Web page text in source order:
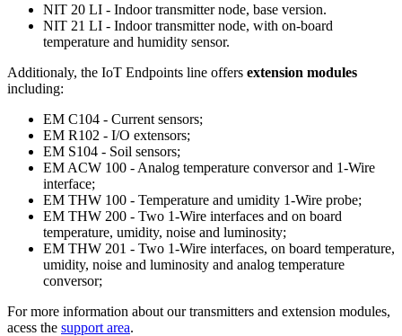
NIT 20 LI - Indoor transmitter node, base version.
NIT 21 LI - Indoor transmitter node, with on-board
temperature and humidity sensor.
Additionaly, the IoT Endpoints line offers extension modules
including:
EM C104 - Current sensors;
EM R102 - I/O extensors;
EM S104 - Soil sensors;
EM ACW 100 - Analog temperature conversor and 1-Wire
interface;
EM THW 100 - Temperature and umidity 1-Wire probe;
EM THW 200 - Two 1-Wire interfaces and on board
temperature, umidity, noise and luminosity;
EM THW 201 - Two 1-Wire interfaces, on board temperature,
umidity, noise and luminosity and analog temperature
conversor;
For more information about our transmitters and extension modules,
acess the support area.